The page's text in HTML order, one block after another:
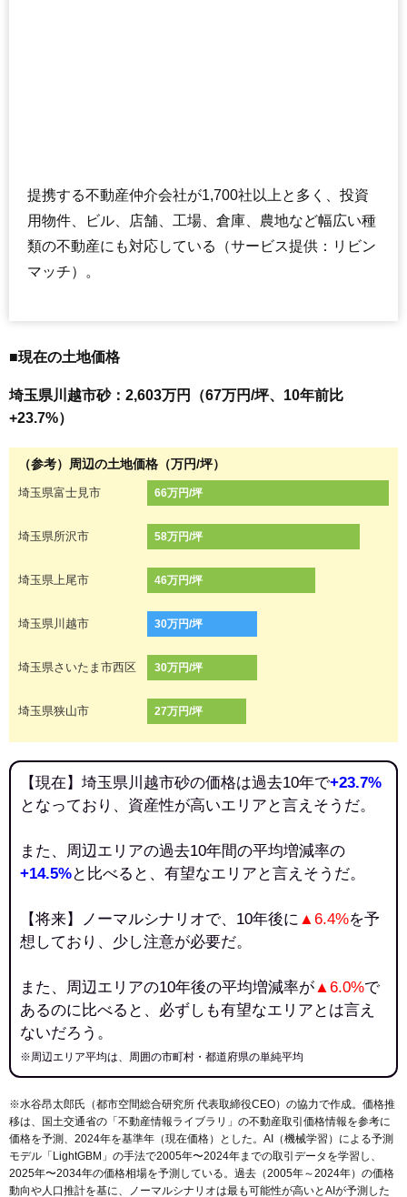
提携する不動産仲介会社が1,700社以上と多く、投資
用物件、ビル、店舗、工場、倉庫、農地など幅広い種
類の不動産にも対応している（サービス提供：リビン
マッチ）。
■現在の土地価格
埼玉県川越市砂：2,603万円（67万円/坪、10年前比
+23.7%）
（参考）周辺の土地価格（万円/坪）
埼玉県富士見市 66万円/坪
埼玉県所沢市 58万円/坪
埼玉県上尾市 46万円/坪
埼玉県川越市 30万円/坪
埼玉県さいたま市西区 30万円/坪
埼玉県狭山市 27万円/坪
【現在】埼玉県川越市砂の価格は過去10年で+23.7%
となっており、資産性が高いエリアと言えそうだ。
また、周辺エリアの過去10年間の平均増減率の
+14.5%と比べると、有望なエリアと言えそうだ。
【将来】ノーマルシナリオで、10年後に ▲6.4%を予
想しており、少し注意が必要だ。
また、周辺エリアの10年後の平均増減率が▲6.0%で
あるのに比べると、必ずしも有望なエリアとは言え
ないだろう。
※周辺エリア平均は、周囲の市町村・都道府県の単純平均
※水谷昂太郎氏（都市空間総合研究所 代表取締役CEO）の協力で作成。価格推
移は、国土交通省の「 不動産情報ライブラリ 」の不動産取引価格情報を参考に
価格を予測、2024年を基準年（現在価格）とした。AI（機械学習）による予測
モデル「LightGBM」の手法で2005年〜2024年までの取引データを学習し、
2025年〜2034年の価格相場を予測している。過去（2005年～2024年）の価格
動向や人口推計を基に、ノーマルシナリオは最も可能性が高いとAIが予測した